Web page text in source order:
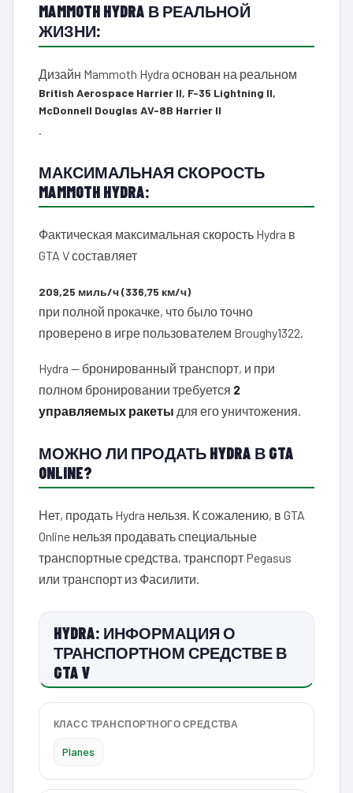
MAMMOTH HYDRA В РЕАЛЬНОЙ
ЖИЗНИ:
Дизайн Mammoth Hydra основан на реальном
British Aerospace Harrier II, F-35 Lightning II,
McDonnell Douglas AV-8B Harrier II
.
МАКСИМАЛЬНАЯ СКОРОСТЬ
MAMMOTH HYDRA:
Фактическая максимальная скорость Hydra в
GTA V составляет
209,25 миль/ч (336,75 км/ч)
при полной прокачке, что было точно
проверено в игре пользователем Broughy1322.
Hydra — бронированный транспорт, и при
полном бронировании требуется 2
управляемых ракеты для его уничтожения.
МОЖНО ЛИ ПРОДАТЬ HYDRA В GTA
ONLINE?
Нет, продать Hydra нельзя. К сожалению, в GTA
Online нельзя продавать специальные
транспортные средства, транспорт Pegasus
или транспорт из Фасилити.
HYDRA: ИНФОРМАЦИЯ О
ТРАНСПОРТНОМ СРЕДСТВЕ В
GTA V
КЛАСС ТРАНСПОРТНОГО СРЕДСТВА
Planes